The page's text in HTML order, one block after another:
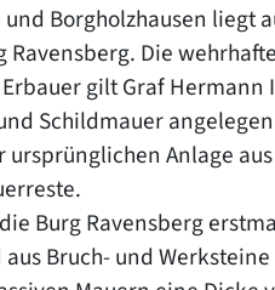
Borgholzhausen
Ravensberg. Die
gilt Graf
Schildmauer
Anlage
Burg Ravensberg
Bruch- und